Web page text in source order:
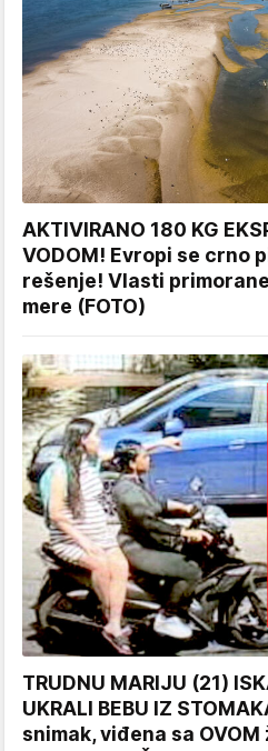
AKTIVIRANO 180 KG
VODOM! Evropi se crno
rešenje! Vlasti
mere (FOTO)
TRUDNU MARIJU (21)
UKRALI BEBU IZ
snimak, viđena sa